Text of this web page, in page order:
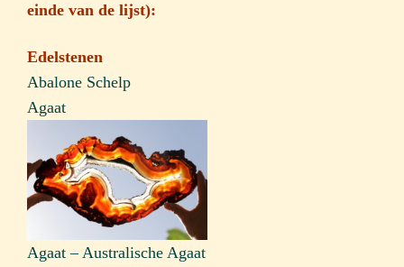
einde van de lijst):
Edelstenen
Abalone Schelp
Agaat
Agaat – Australische Agaat